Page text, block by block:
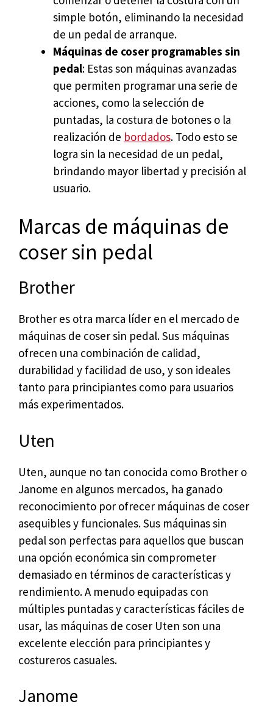
simple botón, eliminando la necesidad
de un pedal de arranque.
Máquinas de coser programables sin
pedal: Estas son máquinas avanzadas
que permiten programar una serie de
acciones, como la selección de
puntadas, la costura de botones o la
realización de bordados. Todo esto se
logra sin la necesidad de un pedal,
brindando mayor libertad y precisión al
usuario.
Marcas de máquinas de
coser sin pedal
Brother
Brother es otra marca líder en el mercado de
máquinas de coser sin pedal. Sus máquinas
ofrecen una combinación de calidad,
durabilidad y facilidad de uso, y son ideales
tanto para principiantes como para usuarios
más experimentados.
Uten
Uten, aunque no tan conocida como Brother o
Janome en algunos mercados, ha ganado
reconocimiento por ofrecer máquinas de coser
asequibles y funcionales. Sus máquinas sin
pedal son perfectas para aquellos que buscan
una opción económica sin comprometer
demasiado en términos de características y
rendimiento. A menudo equipadas con
múltiples puntadas y características fáciles de
usar, las máquinas de coser Uten son una
excelente elección para principiantes y
costureros casuales.
Janome